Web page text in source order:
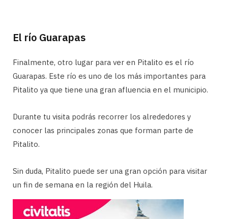
El río Guarapas
Finalmente, otro lugar para ver en Pitalito es el río
Guarapas. Este río es uno de los más importantes para
Pitalito ya que tiene una gran afluencia en el municipio.
Durante tu visita podrás recorrer los alrededores y
conocer las principales zonas que forman parte de
Pitalito.
Sin duda, Pitalito puede ser una gran opción para visitar
un fin de semana en la región del Huila.